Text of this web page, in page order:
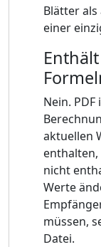
Blätter
einer
Enthält
Nein.
aktuellen
enthalten,
nicht
Werte
müssen,
Datei.